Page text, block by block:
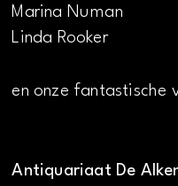
Marina Numan
Linda Rooker
en onze fantastische
Antiquariaat De